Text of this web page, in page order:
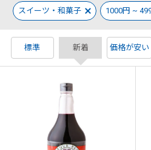
スイーツ・和菓子 1000円 ~
標準 新着 価格が安い